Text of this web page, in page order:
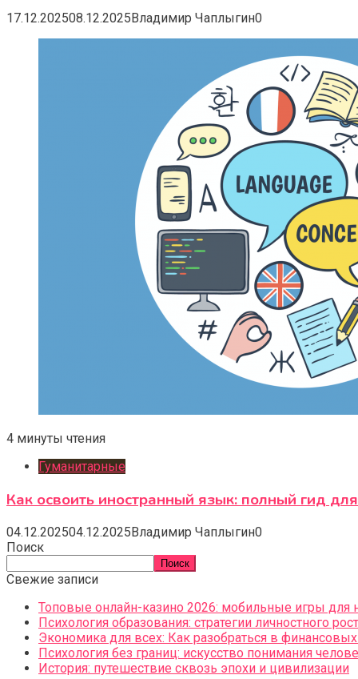
17.12.202508.12.2025Владимир Чаплыгин0
4 минуты чтения
Гуманитарные
Как освоить иностранный язык: полный гид
04.12.202504.12.2025 Владимир Чаплыгин0
Поиск
Поиск
Свежие записи
Топовые онлайн-казино 2026: мобильные игры для
Психология образования: стратегии личностного
Экономика для всех: Как разобраться в
Психология без границ: искусство понимания
История: путешествие сквозь эпохи и цивилизации